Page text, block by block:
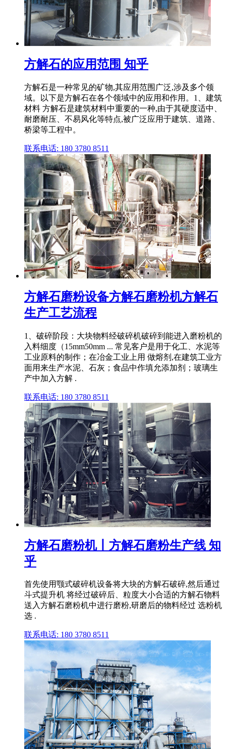
方解石的应用范围 知乎
方解石是一种常见的矿物,其应用范围广泛,涉及多个领
域。以下是方解石在各个领域中的应用和作用。1、建筑
材料 方解石是建筑材料中重要的一种,由于其硬度适中、
耐磨耐压、不易风化等特点,被广泛应用于建筑、道路、
桥梁等工程中。
联系电话: 180 3780 8511
方解石磨粉设备方解石磨粉机方解石
生产工艺流程
1、破碎阶段：大块物料经破碎机破碎到能进入磨粉机的
入料细度（15mm50mm ... 常见客户是用于化工、水泥等
工业原料的制作；在冶金工业上用 做熔剂,在建筑工业方
面用来生产水泥、石灰；食品中作填允添加剂；玻璃生
产中加入方解 .
联系电话: 180 3780 8511
方解石磨粉机丨方解石磨粉生产线 知
乎
首先使用颚式破碎机设备将大块的方解石破碎,然后通过
斗式提升机 将经过破碎后、粒度大小合适的方解石物料
送入方解石磨粉机中进行磨粉,研磨后的物料经过 选粉机
选 .
联系电话: 180 3780 8511